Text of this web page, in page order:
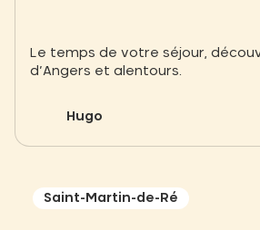
Le temps de votre séjour,
d’Angers et alentours.
Hugo
Saint-Martin-de-Ré